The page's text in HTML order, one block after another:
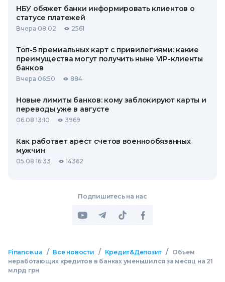
НБУ обяжет банки информировать клиентов о
статусе платежей
Вчера 08:02 2561
Топ-5 премиальных карт с привилегиями: какие
преимущества могут получить ныне VIP-клиенты
банков
Вчера 06:50 884
Новые лимиты банков: кому заблокируют карты и
переводы уже в августе
06.08 13:10 3969
Как работает арест счетов военнообязанных
мужчин
05.08 16:33 14362
Подпишитесь на нас
Finance.ua / Все новости / Кредит&Депозит /
Объем
неработающих кредитов в банках уменьшился за месяц на 21
млрд грн